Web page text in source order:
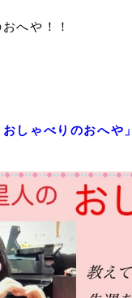
へや！！
しゃべりのおへや」